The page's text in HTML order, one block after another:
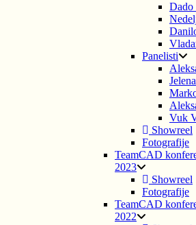
Panelisti
Vuk
Showreel
Fotografije
TeamCAD
2023
Showreel
Fotografije
TeamCAD
2022